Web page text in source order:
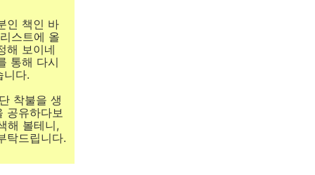
인 책인 바
스트에 올
해 보이네
통해 다시
니다.
착불을 생
공유하다보
해 볼테니,
탁드립니다.